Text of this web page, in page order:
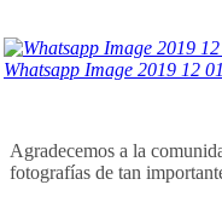
Whatsapp Image 2019 12
Agradecemos a la
fotografías de tan